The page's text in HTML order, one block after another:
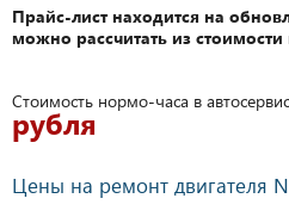
Прайс-лист находится на
можно рассчитать из
Стоимость нормо-часа в
рубля
Цены на ремонт двигателя